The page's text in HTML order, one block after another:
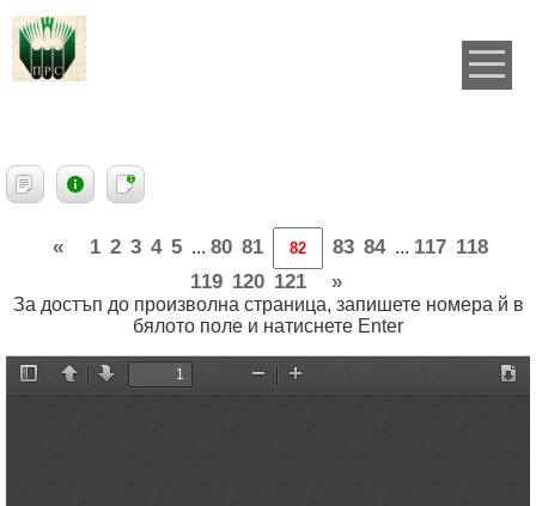
« 1 2 3 4 5 ... 80 81 83 84 ... 117 118
119 120 121 »
За достъп до произволна страница, запишете номера й в
бялото поле и натиснете Enter